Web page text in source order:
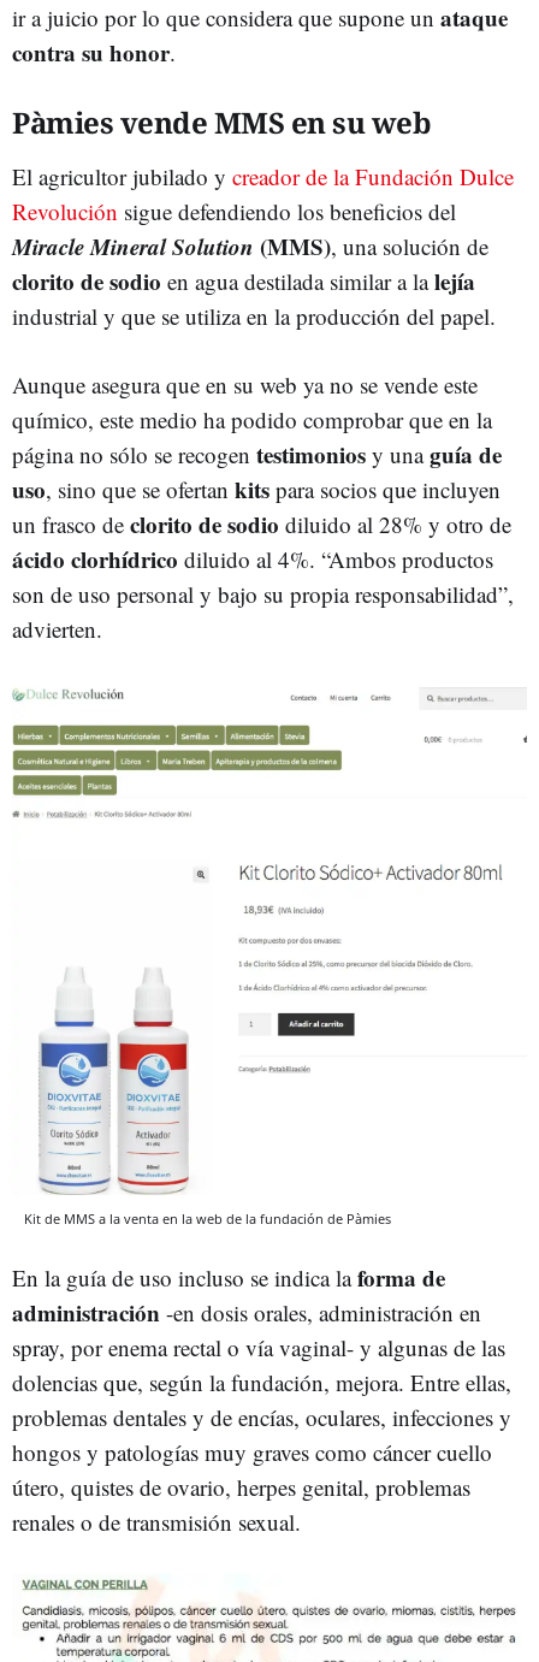
ir a juicio por lo que considera que supone un ataque
contra su honor.
Pàmies vende MMS en su web
El agricultor jubilado y creador de la Fundación Dulce
Revolución sigue defendiendo los beneficios del
Miracle Mineral Solution (MMS), una solución de
clorito de sodio en agua destilada similar a lalejía
industrial y que se utiliza en la producción del papel.
Aunque asegura que en su web ya no se vende este
químico, este medio ha podido comprobar que en la
página no sólo se recogen testimonios y unaguía de
uso, sino que se ofertan kits para socios que incluyen
un frasco de clorito de sodio diluido al 28% y otro de
ácido clorhídrico diluido al 4%. “Ambos productos
son de uso personal y bajo su propia responsabilidad”,
advierten.
Kit de MMS a la venta en la web de la fundación de Pàmies
En la guía de uso incluso se indica laforma de
administración -en dosis orales, administración en
spray, por enema rectal o vía vaginal- y algunas de las
dolencias que, según la fundación, mejora. Entre ellas,
problemas dentales y de encías, oculares, infecciones y
hongos y patologías muy graves como cáncer cuello
útero, quistes de ovario, herpes genital, problemas
renales o de transmisión sexual.